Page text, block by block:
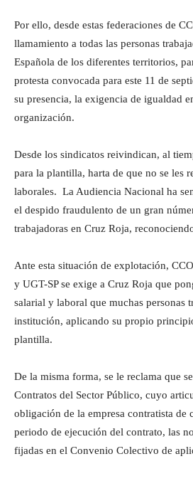
Por ello, desde estas federaciones de
llamamiento a todas las personas
Española de los diferentes territorios,
protesta convocada para este 11 de
su presencia, la exigencia de igualdad
organización.
Desde los sindicatos reivindican, al
para la plantilla, harta de que no se les
laborales. La Audiencia Nacional ha
el despido fraudulento de un gran
trabajadoras en Cruz Roja,
Ante esta situación de explotación,
y UGT-SP se exige a Cruz Roja que
salarial y laboral que muchas personas
institución, aplicando su propio
plantilla.
De la misma forma, se le reclama que
Contratos del Sector Público, cuyo
obligación de la empresa contratista de
periodo de ejecución del contrato, las
fijadas en el Convenio Colectivo de